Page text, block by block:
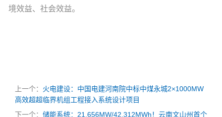
境效益、社会效益。
上一个： 火电建设：中国电建河南院中标中煤永城2×1000MW
高效超超临界机组工程接入系统设计项目
下一个： 储能系统：21.656MW/42.312MWh！云南文山州首个